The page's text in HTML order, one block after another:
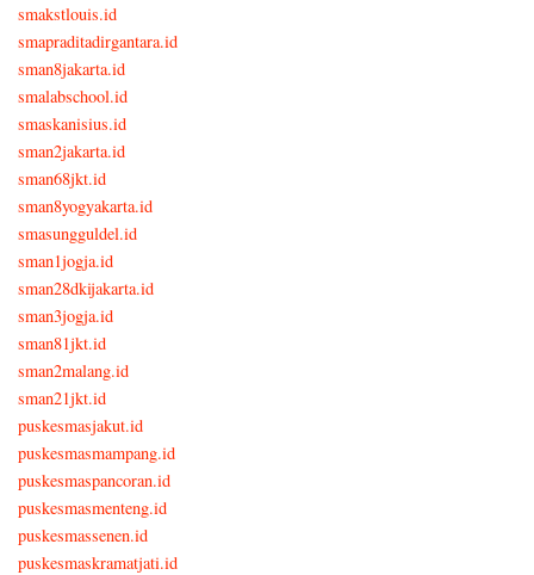
smakstlouis.id
smapraditadirgantara.id
sman8jakarta.id
smalabschool.id
smaskanisius.id
sman2jakarta.id
sman68jkt.id
sman8yogyakarta.id
smasungguldel.id
sman1jogja.id
sman28dkijakarta.id
sman3jogja.id
sman81jkt.id
sman2malang.id
sman21jkt.id
puskesmasjakut.id
puskesmasmampang.id
puskesmaspancoran.id
puskesmasmenteng.id
puskesmassenen.id
puskesmaskramatjati.id